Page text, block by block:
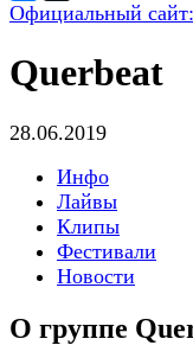
Официальный сайт:
Querbeat
28.06.2019
Инфо
Лайвы
Клипы
Фестивали
Новости
О группе